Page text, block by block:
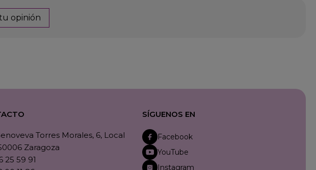
opinión
Torres Morales, 6, Local
Zaragoza
25 59 91
SÍGUENOS EN
Facebook
YouTube
Instagram